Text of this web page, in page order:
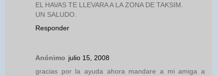
EL HAVAS TE LLEVARA A LA ZONA DE TAKSIM.
UN SALUDO.
Responder
Anónimo julio 15, 2008
gracias por la ayuda ahora mandare a mi amiga a